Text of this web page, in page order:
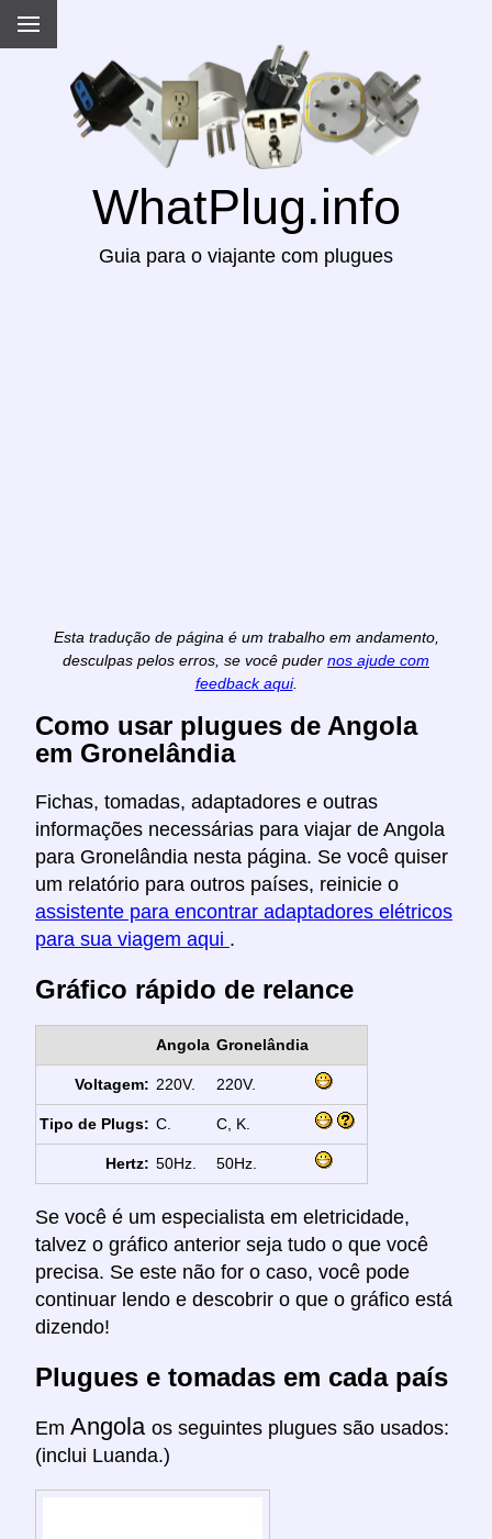
WhatPlug.info
Guia para o viajante com plugues
Esta tradução de página é um trabalho em andamento,
desculpas pelos erros, se você puder nos ajude com
feedback aqui.
Como usar plugues de Angola
em Gronelândia
Fichas, tomadas, adaptadores e outras
informações necessárias para viajar de Angola
para Gronelândia nesta página. Se você quiser
um relatório para outros países, reinicie o
assistente para encontrar adaptadores elétricos
para sua viagem aqui .
Gráfico rápido de relance
Angola Gronelândia
Voltagem: 220V. 220V.
Tipo de Plugs: C. C, K.
Hertz: 50Hz. 50Hz.
Se você é um especialista em eletricidade,
talvez o gráfico anterior seja tudo o que você
precisa. Se este não for o caso, você pode
continuar lendo e descobrir o que o gráfico está
dizendo!
Plugues e tomadas em cada país
Em Angola os seguintes plugues são usados:
(inclui Luanda.)